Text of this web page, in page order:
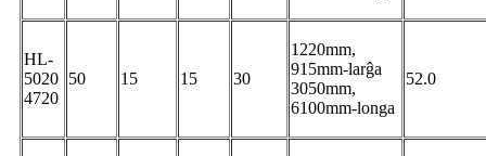
HL-
5020
4720
50 15 15 30
1220mm,
915mm-larĝa
3050mm,
6100mm-longa
52.0